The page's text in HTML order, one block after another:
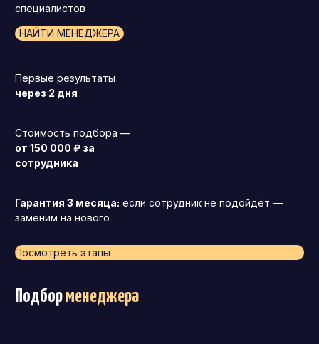
специалистов
НАЙТИ МЕНЕДЖЕРА
Первые результаты
через 2 дня
Стоимость подбора —
от 150 000 ₽ за
сотрудника
Гарантия 3 месяца: если сотрудник не подойдёт —
заменим на нового
Посмотреть этапы
Подборменеджера